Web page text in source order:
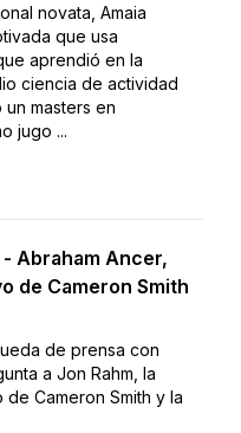
novata, Amaia
que usa
aprendió en la
ciencia de actividad
masters en
jugo ...
Abraham Ancer,
de Cameron Smith
de prensa con
a Jon Rahm, la
Cameron Smith y la